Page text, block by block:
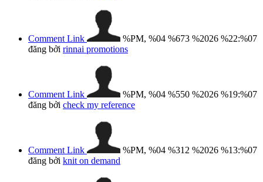
Comment Link
%PM, %04 %673 %2026 %22:%07
đăng bởi rinnai promotions
Comment Link
%PM, %04 %550 %2026 %19:%07
đăng bởi check my reference
Comment Link
%PM, %04 %312 %2026 %13:%07
đăng bởi knit on demand